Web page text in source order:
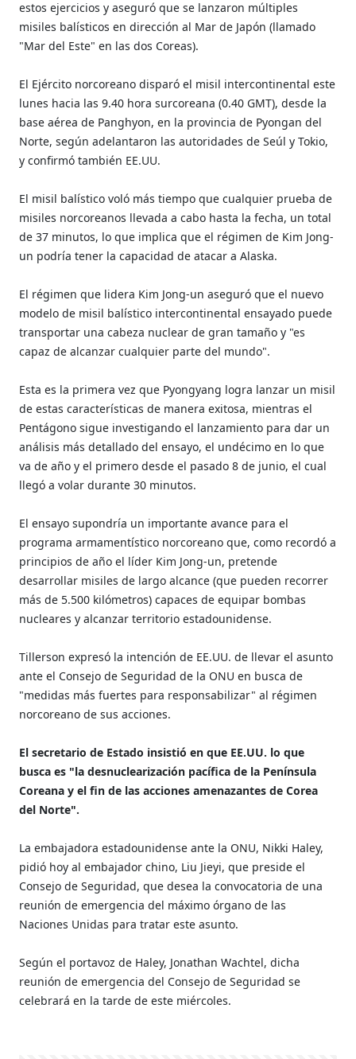
estos ejercicios y aseguró que se lanzaron múltiples
misiles balísticos en dirección al Mar de Japón (llamado
"Mar del Este" en las dos Coreas).
El Ejército norcoreano disparó el misil intercontinental este
lunes hacia las 9.40 hora surcoreana (0.40 GMT), desde la
base aérea de Panghyon, en la provincia de Pyongan del
Norte, según adelantaron las autoridades de Seúl y Tokio,
y confirmó también EE.UU.
El misil balístico voló más tiempo que cualquier prueba de
misiles norcoreanos llevada a cabo hasta la fecha, un total
de 37 minutos, lo que implica que el régimen de Kim Jong-
un podría tener la capacidad de atacar a Alaska.
El régimen que lidera Kim Jong-un aseguró que el nuevo
modelo de misil balístico intercontinental ensayado puede
transportar una cabeza nuclear de gran tamaño y "es
capaz de alcanzar cualquier parte del mundo".
Esta es la primera vez que Pyongyang logra lanzar un misil
de estas características de manera exitosa, mientras el
Pentágono sigue investigando el lanzamiento para dar un
análisis más detallado del ensayo, el undécimo en lo que
va de año y el primero desde el pasado 8 de junio, el cual
llegó a volar durante 30 minutos.
El ensayo supondría un importante avance para el
programa armamentístico norcoreano que, como recordó a
principios de año el líder Kim Jong-un, pretende
desarrollar misiles de largo alcance (que pueden recorrer
más de 5.500 kilómetros) capaces de equipar bombas
nucleares y alcanzar territorio estadounidense.
Tillerson expresó la intención de EE.UU. de llevar el asunto
ante el Consejo de Seguridad de la ONU en busca de
"medidas más fuertes para responsabilizar" al régimen
norcoreano de sus acciones.
El secretario de Estado insistió en que EE.UU. lo que
busca es "la desnuclearización pacífica de la Península
Coreana y el fin de las acciones amenazantes de Corea
del Norte".
La embajadora estadounidense ante la ONU, Nikki Haley,
pidió hoy al embajador chino, Liu Jieyi, que preside el
Consejo de Seguridad, que desea la convocatoria de una
reunión de emergencia del máximo órgano de las
Naciones Unidas para tratar este asunto.
Según el portavoz de Haley, Jonathan Wachtel, dicha
reunión de emergencia del Consejo de Seguridad se
celebrará en la tarde de este miércoles.